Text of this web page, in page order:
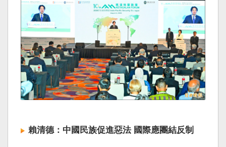
化，予以最嚴厲譴責，並要求中方恪守國際規
範，避免破壞區域的和平穩定。 海巡署同時強
調，將持續運用聯合情監偵手段，全天候掌握我
國周邊海域動態，目前未偵獲中國船舶異常舉
動，亦未接獲航商反映遭到廣播干擾，提醒航經
該海域之商貨輪，如接獲中方廣播時，無需理會
中方要求，並請立即通報相關單位，海巡署將會
採取一切必要手段，確保船舶航行自由與安全。
祉。 如果一九四五年八一五台灣獨立了，就像二
戰後許多殖民地選擇獨立，成為杭廷頓第二波民
主化的歷史。獨立的台灣會像脫離日本殖民的韓
國，八一五這一天成為獨立紀念日及光復節。不
同於有國家歷史的朝鮮，台灣是新興國家，開展
自己國家的歷史。台灣沒有像朝鮮的左右路線競
逐政權，造成內戰形成南韓、北朝分裂國家的歷
史。或許會有左右路線政黨，形塑台灣的國家之
路。 如果一九四五年八一五台灣獨立了，一九四
史就會是另一種局面，與台灣無關。台灣沒有中
賴清德：中國民族促進惡法 國際應團結反制